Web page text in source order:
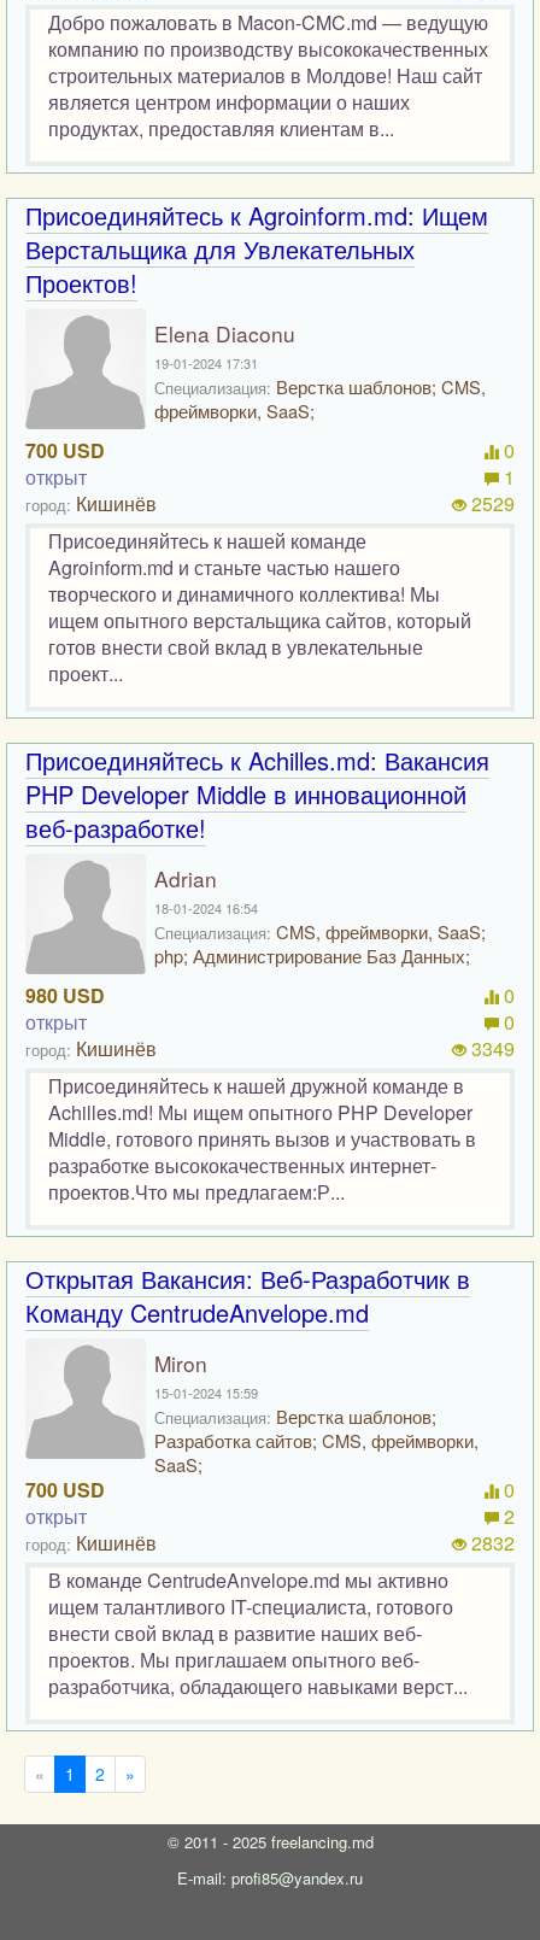
Добро пожаловать в Macon-CMC.md — ведущую
компанию по производству высококачественных
строительных материалов в Молдове! Наш сайт
является центром информации о наших
продуктах, предоставляя клиентам в...
Присоединяйтесь к Agroinform.md: Ищем
Верстальщика для Увлекательных
Проектов!
Elena Diaconu
19-01-2024 17:31
Специализация: Верстка шаблонов; CMS,
фреймворки, SaaS;
700 USD
открыт
город: Кишинёв
0
1
2529
Присоединяйтесь к нашей команде
Agroinform.md и станьте частью нашего
творческого и динамичного коллектива! Мы
ищем опытного верстальщика сайтов, который
готов внести свой вклад в увлекательные
проект...
Присоединяйтесь к Achilles.md: Вакансия
PHP Developer Middle в инновационной
веб-разработке!
Adrian
18-01-2024 16:54
Специализация: CMS, фреймворки, SaaS;
php; Администрирование Баз Данных;
980 USD
открыт
город: Кишинёв
0
0
3349
Присоединяйтесь к нашей дружной команде в
Achilles.md! Мы ищем опытного PHP Developer
Middle, готового принять вызов и участвовать в
разработке высококачественных интернет-
проектов.Что мы предлагаем:Р...
Открытая Вакансия: Веб-Разработчик в
Команду CentrudeAnvelope.md
Miron
15-01-2024 15:59
Специализация: Верстка шаблонов;
Разработка сайтов; CMS, фреймворки,
SaaS;
700 USD
открыт
город: Кишинёв
0
2
2832
В команде CentrudeAnvelope.md мы активно
ищем талантливого IT-специалиста, готового
внести свой вклад в развитие наших веб-
проектов. Мы приглашаем опытного веб-
разработчика, обладающего навыками верст...
« 1 2 »
© 2011 - 2025 freelancing.md
E-mail: profi85@yandex.ru